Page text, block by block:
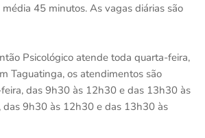
45 minutos. As vagas diárias são
Psicológico atende toda quarta-feira,
Taguatinga, os atendimentos são
das 9h30 às 12h30 e das 13h30 às
das 9h30 às 12h30 e das 13h30 às